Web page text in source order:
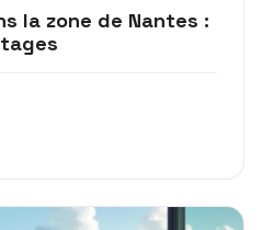
la zone de Nantes :